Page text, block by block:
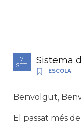
7
SET.
Sistema
ESCOLA
Benvolgut,
El passat més